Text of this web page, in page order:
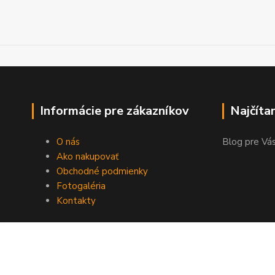
Informácie pre zákazníkov
O nás
Ako nakupovať
Obchodné podmienky
Fotogaléria
Kontakty
Blog pre